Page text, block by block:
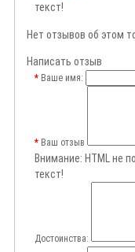
текст!
Нет отзывов об этом
Написать отзыв
Ваше имя:
Ваш отзыв
Внимание: HTML не
текст!
Достоинства: